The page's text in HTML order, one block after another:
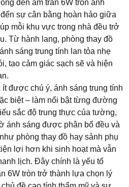
phòng thay đồ hay sảnh phụ
lợi hơn khi sinh hoạt mà vẫn
lịch. Đây chính là yếu tố
6W tròn trở thành lựa chọn lý
đề cao tính thẩm mỹ và sự
ngôi nhà.
tắm hoặc lối đi, ánh sáng trung
nên tươi sáng và rộng mở hơn
giác dễ chịu cho đôi mắt. Đặc
màu da tự nhiên khi soi
ngày mới trong một không
Nhờ nguồn sáng trung tính
nhỏ trong ngôi nhà đều trở
gũi – nơi ánh sáng không chỉ để
trọn vẹn vẻ đẹp của cuộc